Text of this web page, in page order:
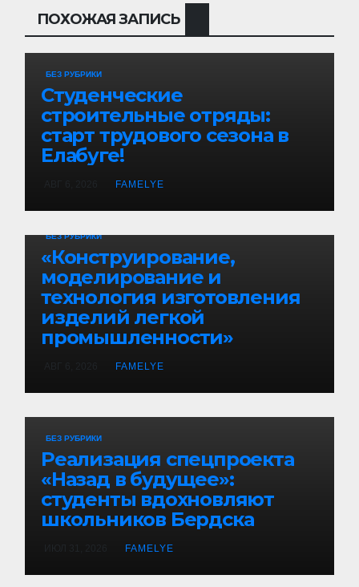
ПОХОЖАЯ ЗАПИСЬ
БЕЗ РУБРИКИ
Студенческие
строительные отряды:
старт трудового сезона в
Елабуге!
FAMELYE
БЕЗ РУБРИКИ
«Конструирование,
моделирование и
технология изготовления
изделий легкой
промышленности»
FAMELYE
БЕЗ РУБРИКИ
Реализация спецпроекта
«Назад в будущее»:
студенты вдохновляют
школьников Бердска
FAMELYE